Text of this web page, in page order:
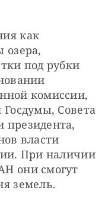
как
озера,
под рубки
комиссии,
Госдумы, Совета
президента,
власти
При наличии
они смогут
земель.